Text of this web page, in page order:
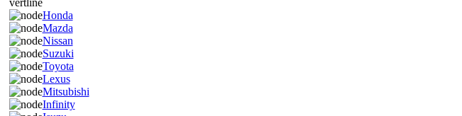
Honda
Mazda
Nissan
Suzuki
Toyota
Lexus
Mitsubishi
Infinity